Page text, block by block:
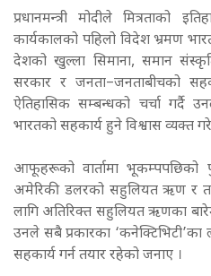
प्रधानमन्त्री मोदीले मित्रताको
कार्यकालको पहिलो विदेश भ्रमण
देशको खुल्ला सिमाना, समान
सरकार र जनता–जनताबीचको
ऐतिहासिक सम्बन्धको चर्चा गर्दै
भारतको सहकार्य हुने विश्वास व्यक्त
आफूहरूको वार्तामा भूकम्पपछिको
अमेरिकी डलरको सहुलियत ऋण र
लागि अतिरिक्त सहुलियत ऋणका
उनले सबै प्रकारका ‘कनेक्टिभिटी’का
सहकार्य गर्न तयार रहेको जनाए ।